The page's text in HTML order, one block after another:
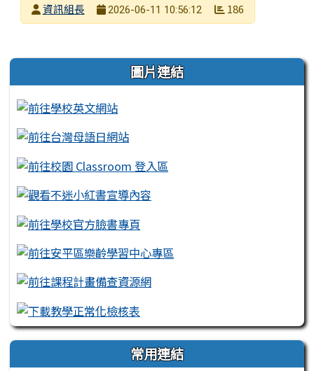
發布者
資訊組長
2026-06-11 10:56:12 186
左邊區域內容 圖片連結
常用連結